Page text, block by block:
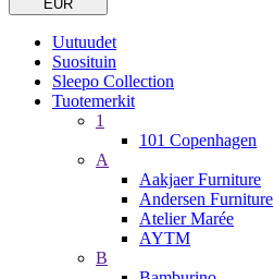
EUR
Uutuudet
Suosituin
Sleepo Collection
Tuotemerkit
1
101 Copenhagen
A
Aakjaer Furniture
Andersen Furniture
Atelier Marée
AYTM
B